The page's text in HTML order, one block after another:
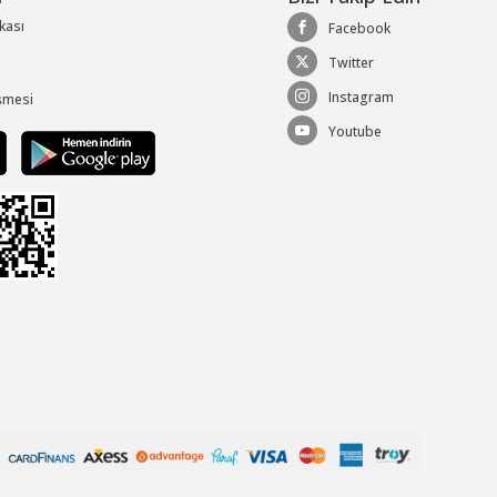
Facebook
Twitter
Instagram
Youtube